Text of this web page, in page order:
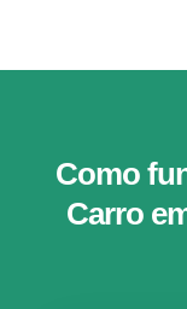
Como
Carro